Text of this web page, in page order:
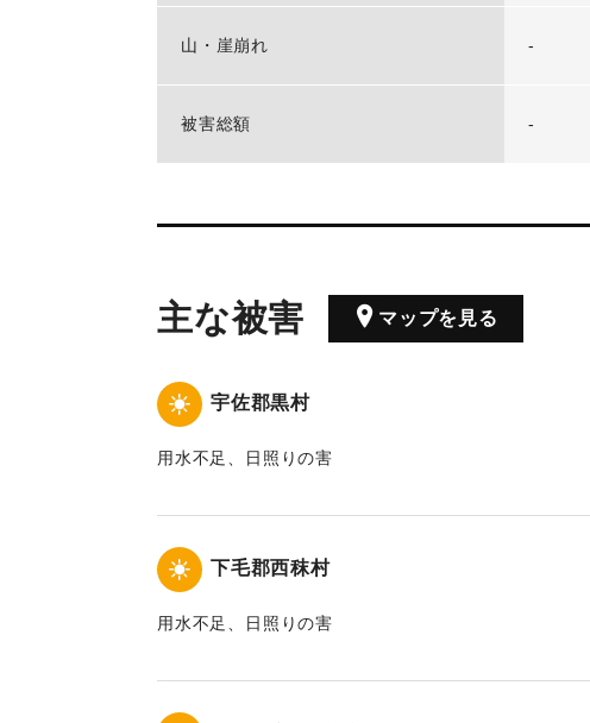
山・崖崩れ -
被害総額 -
主な被害 マップを見る
宇佐郡黒村
用水不足、日照りの害
｜固有コード:00171006
下毛郡西秣村
用水不足、日照りの害
｜固有コード:00171008